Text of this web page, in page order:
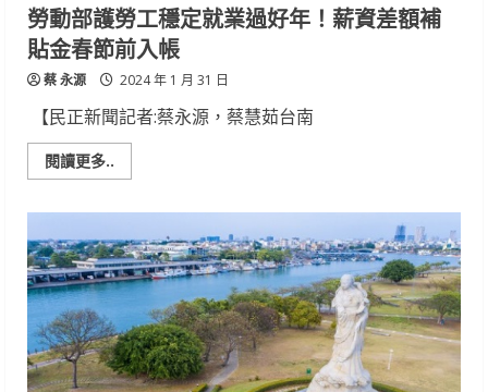
勞動部護勞工穩定就業過好年！薪資差額補
貼金春節前入帳
蔡 永源 2024 年 1 月 31 日
【民正新聞記者:蔡永源，蔡慧茹台南
閱讀更多..
more
部
護
勞
工
穩
就
業
過
好